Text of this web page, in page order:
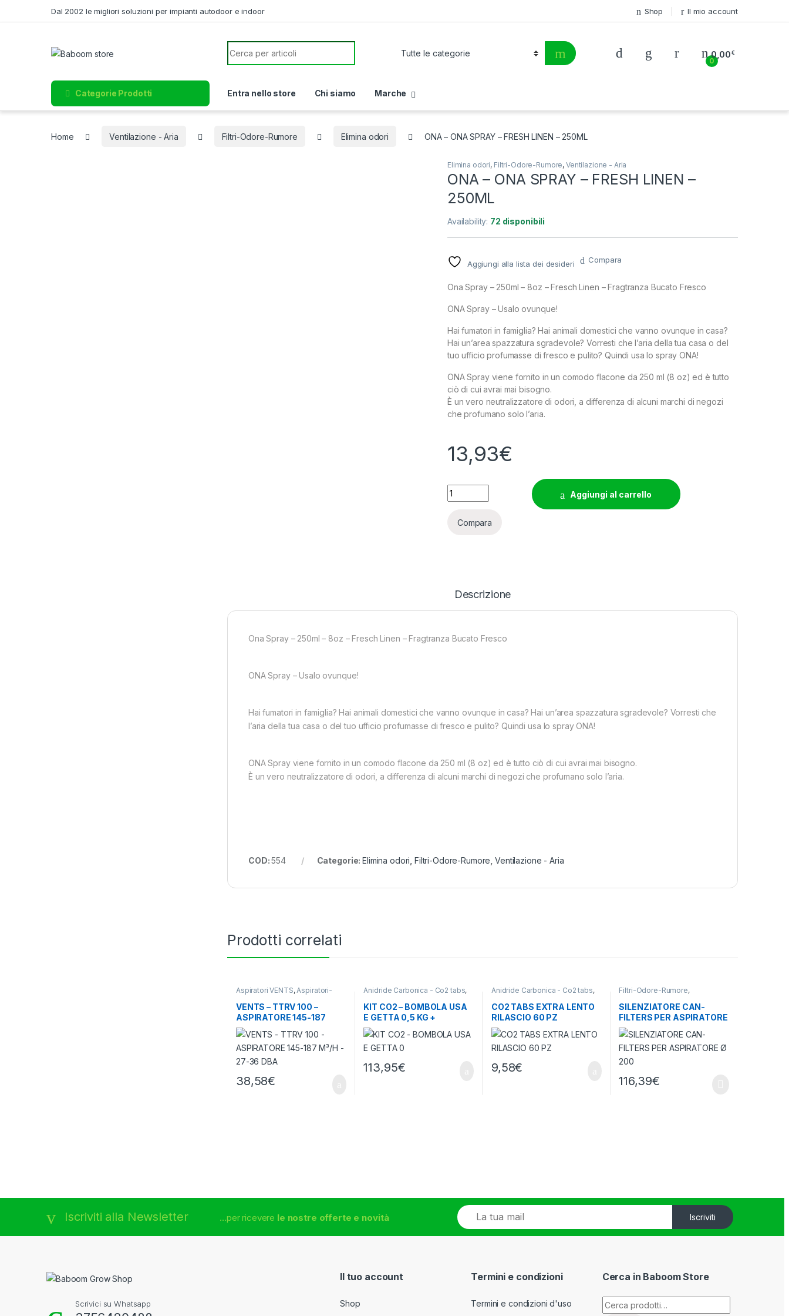
Dal 2002 le migliori soluzioni per impianti autodoor e indoor Shop Il mio account
Search for:
0
0,00€
Categorie Prodotti Entra nello store Chi siamo Marche
Home Ventilazione - Aria Filtri-Odore-Rumore Elimina odori ONA – ONA SPRAY – FRESH LINEN – 250ML
Elimina odori, Filtri-Odore-Rumore, Ventilazione - Aria
ONA – ONA SPRAY – FRESH LINEN –
250ML
Availability: 72 disponibili
Aggiungi alla lista dei desideri Compara
Ona Spray – 250ml – 8oz – Fresch Linen – Fragtranza Bucato Fresco
ONA Spray – Usalo ovunque!
Hai fumatori in famiglia? Hai animali domestici che vanno ovunque in casa?
Hai un’area spazzatura sgradevole? Vorresti che l’aria della tua casa o del
tuo ufficio profumasse di fresco e pulito? Quindi usa lo spray ONA!
ONA Spray viene fornito in un comodo flacone da 250 ml (8 oz) ed è tutto
ciò di cui avrai mai bisogno.
È un vero neutralizzatore di odori, a differenza di alcuni marchi di negozi
che profumano solo l’aria.
13,93€
ONA - ONA SPRAY - FRESH LINEN - 250ML quantity
Aggiungi al carrello
Compara
Descrizione
Ona Spray – 250ml – 8oz – Fresch Linen – Fragtranza Bucato Fresco
ONA Spray – Usalo ovunque!
Hai fumatori in famiglia? Hai animali domestici che vanno ovunque in casa? Hai un’area spazzatura sgradevole? Vorresti che
l’aria della tua casa o del tuo ufficio profumasse di fresco e pulito? Quindi usa lo spray ONA!
ONA Spray viene fornito in un comodo flacone da 250 ml (8 oz) ed è tutto ciò di cui avrai mai bisogno.
È un vero neutralizzatore di odori, a differenza di alcuni marchi di negozi che profumano solo l’aria.
COD:554 Categorie:Elimina odori ,Filtri-Odore-Rumore ,Ventilazione - Aria
Prodotti correlati
Aspiratori VENTS,Aspiratori-
Ventilatori
Ventilazione - Aria
VENTS – TTRV 100 –
ASPIRATORE 145-187
M³/H – 27-36 DBA
38,58€
Anidride Carbonica - Co2 tabs,
KIT CO2 – BOMBOLA USA
E GETTA 0,5 KG +
RIDUTTORE DI PRESSIONE
– NO ELETTROVALVOLA
113,95€
Anidride Carbonica - Co2 tabs,
CO2 TABS EXTRA LENTO
RILASCIO 60 PZ
9,58€
Filtri-Odore-Rumore,
SILENZIATORE CAN-
FILTERS PER ASPIRATORE
Ø 200
116,39€
Iscriviti alla Newsletter ...per ricevere le nostre offerte e novità
E
m
a
Iscriviti
Scrivici su Whatsapp
Il tuo account
Shop
Termini e condizioni
Termini e condizioni d'uso
Cerca in Baboom Store
Cerca: